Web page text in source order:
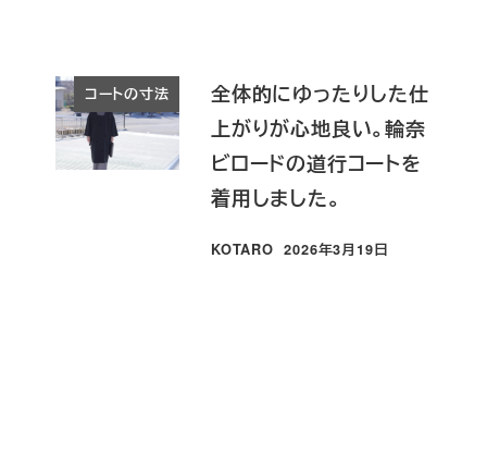
コートの寸法
全体的にゆったりした仕
上がりが心地良い。輪奈
ビロードの道行コートを
着用しました。
KOTARO
投稿日
2026年3月19日